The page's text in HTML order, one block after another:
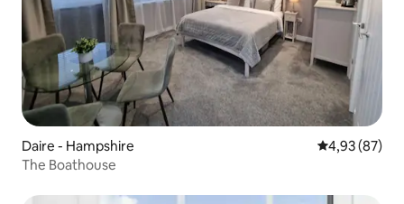
Daire - Hampshire 5 üzerinden
4,93 (87)
The Boathouse